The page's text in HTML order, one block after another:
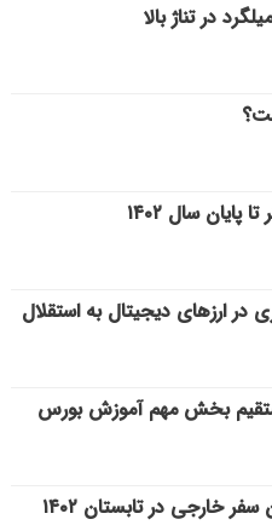
در تناژ بالا
سال ۱۴۰۲
در ارزهای دیجیتال به استقلال
بخش مهم آموزش بورس
خارجی در تابستان ۱۴۰۲